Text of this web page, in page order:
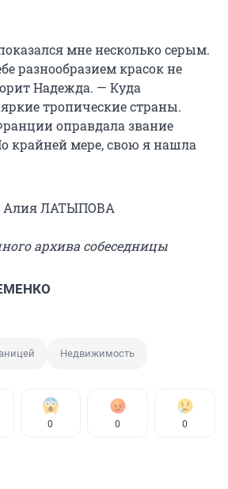
мне несколько серым.
разнообразием красок не
Надежда. — Куда
тропические страны.
оправдала звание
крайней мере, свою я нашла
Алия ЛАТЫПОВА
архива собеседницы
Недвижимость
0 0 0